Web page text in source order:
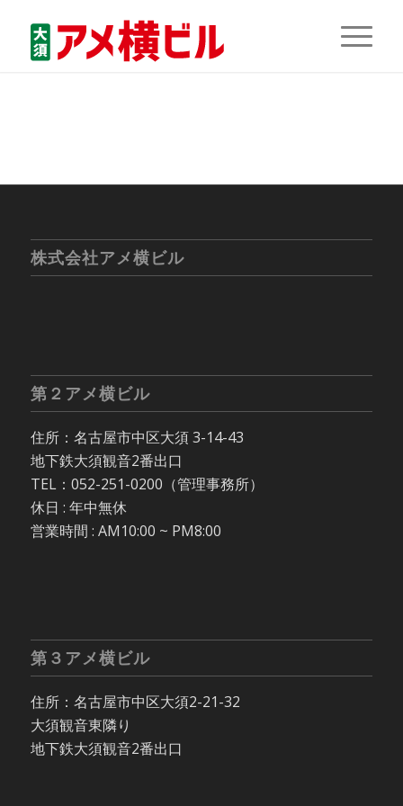
株式会社アメ横ビル
第２アメ横ビル
住所：名古屋市中区大須 3-14-43
地下鉄大須観音2番出口
TEL：052-251-0200（管理事務所）
休日 : 年中無休
営業時間 : AM10:00 ~ PM8:00
第３アメ横ビル
住所：名古屋市中区大須2-21-32
大須観音東隣り
地下鉄大須観音2番出口